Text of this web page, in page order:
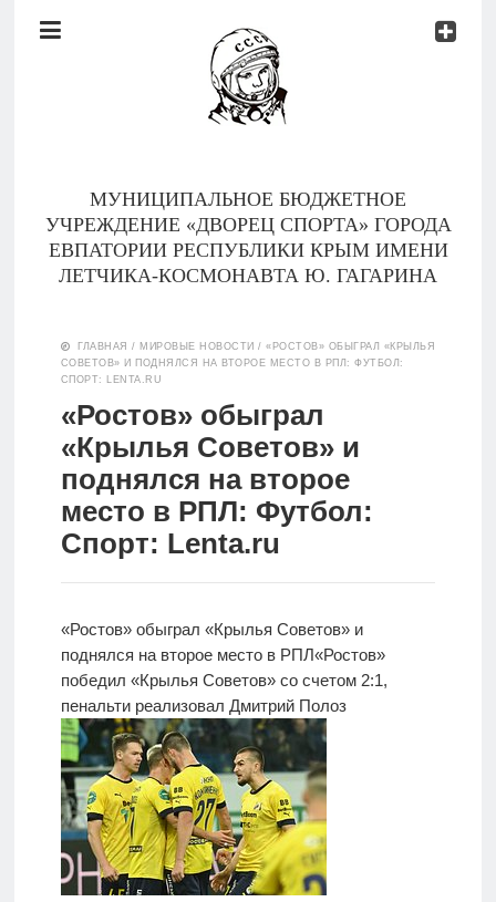
Документы
МУНИЦИПАЛЬНОЕ БЮДЖЕТНОЕ
УЧРЕЖДЕНИЕ «ДВОРЕЦ СПОРТА» ГОРОДА
ЕВПАТОРИИ РЕСПУБЛИКИ КРЫМ ИМЕНИ
ЛЕТЧИКА-КОСМОНАВТА Ю. ГАГАРИНА
Тренеры
Документы
Контакты
Новости
Родителям
О
Версия для
слабовидящих
ГЛАВНАЯ / МИРОВЫЕ НОВОСТИ /«РОСТОВ» ОБЫГРАЛ «КРЫЛЬЯ
СОВЕТОВ» И ПОДНЯЛСЯ НА ВТОРОЕ МЕСТО В РПЛ: ФУТБОЛ:
СПОРТ: LENTA.RU
«Ростов» обыграл
«Крылья Советов» и
поднялся на второе
место в РПЛ: Футбол:
Спорт: Lenta.ru
«Ростов» обыграл «Крылья Советов» и
поднялся на второе место в РПЛ«Ростов»
победил «Крылья Советов» со счетом 2:1,
пенальти реализовал Дмитрий Полоз